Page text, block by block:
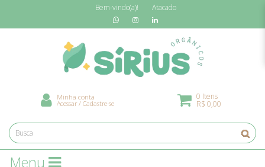
Bem-vindo(a)! Atacado
Minha conta
Acessar/ Cadastre-se
0 Itens
R$ 0,00
Menu